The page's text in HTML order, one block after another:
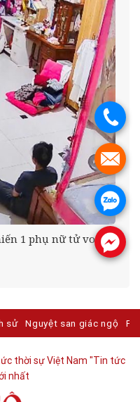
1 phụ nữ tử vong
sử Nguyệt san giác ngộ
thời sự Việt Nam "Tin tức
nhất​
.
.
.
.